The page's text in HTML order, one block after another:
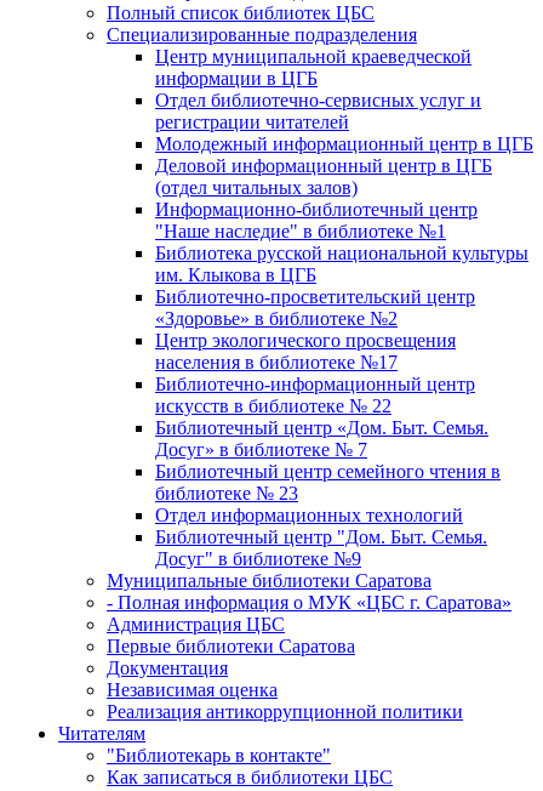
Полный список библиотек ЦБС
Специализированные подразделения
Центр муниципальной краеведческой
информации в ЦГБ
Отдел библиотечно-сервисных услуг и
регистрации читателей
Молодежный информационный центр в ЦГБ
Деловой информационный центр в ЦГБ
(отдел читальных залов)
Информационно-библиотечный центр
"Наше наследие" в библиотеке №1
Библиотека русской национальной культуры
им. Клыкова в ЦГБ
Библиотечно-просветительский центр
«Здоровье» в библиотеке №2
Центр экологического просвещения
населения в библиотеке №17
Библиотечно-информационный центр
искусств в библиотеке № 22
Библиотечный центр «Дом. Быт. Семья.
Досуг» в библиотеке № 7
Библиотечный центр семейного чтения в
библиотеке № 23
Отдел информационных технологий
Библиотечный центр "Дом. Быт. Семья.
Досуг" в библиотеке №9
Муниципальные библиотеки Саратова
- Полная информация о МУК «ЦБС г. Саратова»
Администрация ЦБС
Первые библиотеки Саратова
Документация
Независимая оценка
Реализация антикоррупционной политики
Читателям
"Библиотекарь в контакте"
Как записаться в библиотеки ЦБС